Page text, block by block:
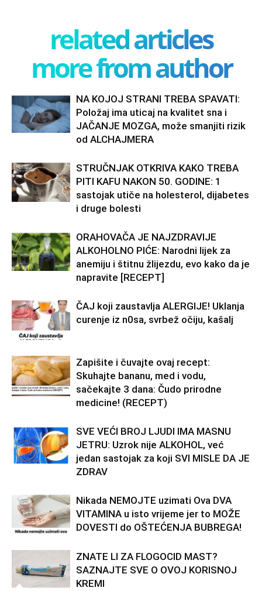
related articles
more from author
NA KOJOJ STRANI TREBA SPAVATI:
Položaj ima uticaj na kvalitet sna i
JAČANJE MOZGA, može smanjiti rizik
od ALCHAJMERA
STRUČNJAK OTKRIVA KAKO TREBA
PITI KAFU NAKON 50. GODINE: 1
sastojak utiče na holesterol, dijabetes
i druge bolesti
ORAHOVAČA JE NAJZDRAVIJE
ALKOHOLNO PIĆE: Narodni lijek za
anemiju i štitnu žlijezdu, evo kako da je
napravite [RECEPT]
ČAJ koji zaustavlja ALERGIJE! Uklanja
curenje iz n0sa, svrbež očiju, kašalj
Zapišite i čuvajte ovaj recept:
Skuhajte bananu, med i vodu,
sačekajte 3 dana: Čudo prirodne
medicine! (RECEPT)
SVE VEĆI BROJ LJUDI IMA MASNU
JETRU: Uzrok nije ALKOHOL, već
jedan sastojak za koji SVI MISLE DA JE
ZDRAV
Nikada NEMOJTE uzimati Ova DVA
VITAMINA u isto vrijeme jer to MOŽE
DOVESTI do OŠTEĆENJA BUBREGA!
ZNATE LI ZA FLOGOCID MAST?
SAZNAJTE SVE O OVOJ KORISNOJ
KREMI